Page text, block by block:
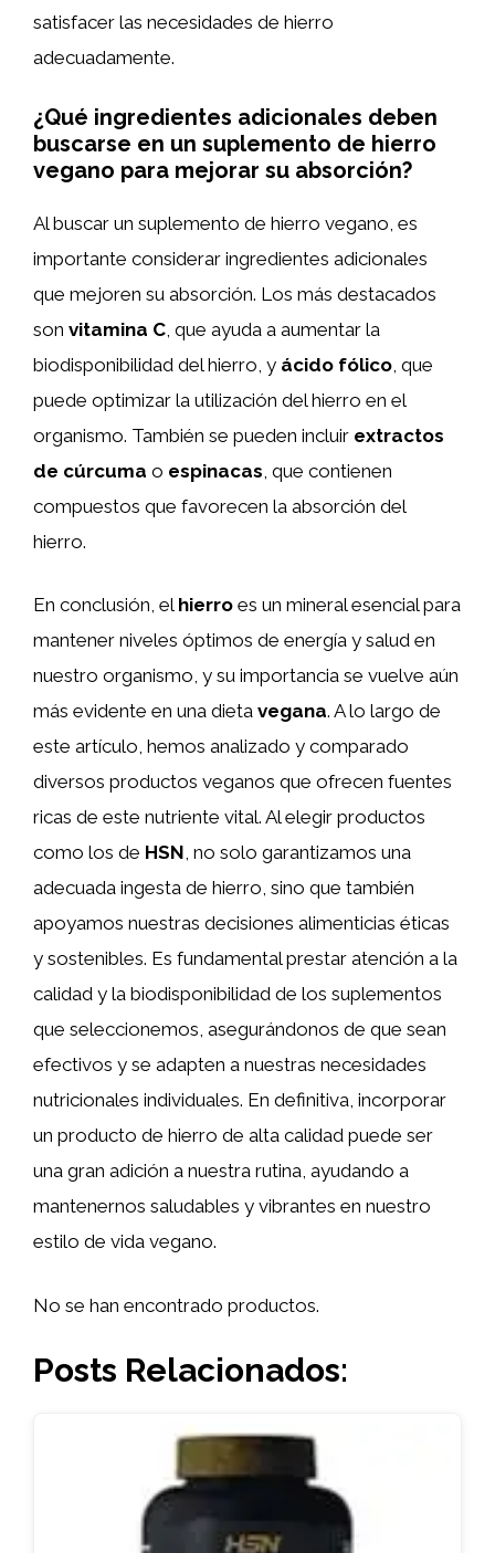
satisfacer las necesidades de hierro
adecuadamente.
¿Qué ingredientes adicionales deben
buscarse en un suplemento de hierro
vegano para mejorar su absorción?
Al buscar un suplemento de hierro vegano, es
importante considerar ingredientes adicionales
que mejoren su absorción. Los más destacados
son vitamina C , que ayuda a aumentar la
biodisponibilidad del hierro, y ácido fólico , que
puede optimizar la utilización del hierro en el
organismo. También se pueden incluir extractos
de cúrcuma o espinacas , que contienen
compuestos que favorecen la absorción del
hierro.
En conclusión, el hierro es un mineral esencial para
mantener niveles óptimos de energía y salud en
nuestro organismo, y su importancia se vuelve aún
más evidente en una dieta vegana. A lo largo de
este artículo, hemos analizado y comparado
diversos productos veganos que ofrecen fuentes
ricas de este nutriente vital. Al elegir productos
como los de HSN, no solo garantizamos una
adecuada ingesta de hierro, sino que también
apoyamos nuestras decisiones alimenticias éticas
y sostenibles. Es fundamental prestar atención a la
calidad y la biodisponibilidad de los suplementos
que seleccionemos, asegurándonos de que sean
efectivos y se adapten a nuestras necesidades
nutricionales individuales. En definitiva, incorporar
un producto de hierro de alta calidad puede ser
una gran adición a nuestra rutina, ayudando a
mantenernos saludables y vibrantes en nuestro
estilo de vida vegano.
No se han encontrado productos.
Posts Relacionados: